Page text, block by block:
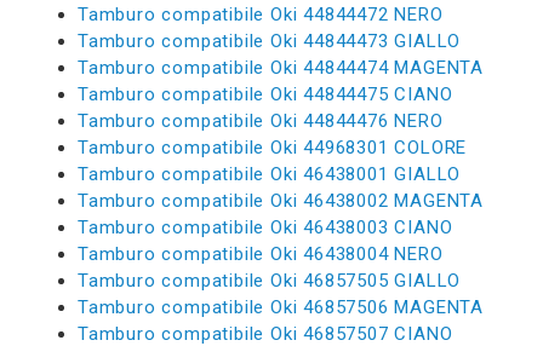
Tamburo compatibile Oki 44844472 NERO
Tamburo compatibile Oki 44844473 GIALLO
Tamburo compatibile Oki 44844474 MAGENTA
Tamburo compatibile Oki 44844475 CIANO
Tamburo compatibile Oki 44844476 NERO
Tamburo compatibile Oki 44968301 COLORE
Tamburo compatibile Oki 46438001 GIALLO
Tamburo compatibile Oki 46438002 MAGENTA
Tamburo compatibile Oki 46438003 CIANO
Tamburo compatibile Oki 46438004 NERO
Tamburo compatibile Oki 46857505 GIALLO
Tamburo compatibile Oki 46857506 MAGENTA
Tamburo compatibile Oki 46857507 CIANO